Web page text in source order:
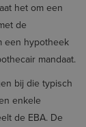
het om een
de
een hypotheek
mandaat.
bij die typisch
enkele
de EBA. De